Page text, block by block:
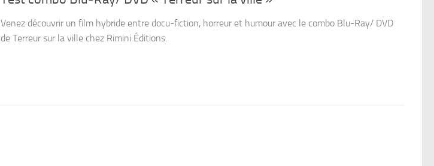
Venez découvrir un film hybride entre docu-fiction, horreur et humour avec le combo Blu-Ray/ DVD
de Terreur sur la ville chez Rimini Éditions.